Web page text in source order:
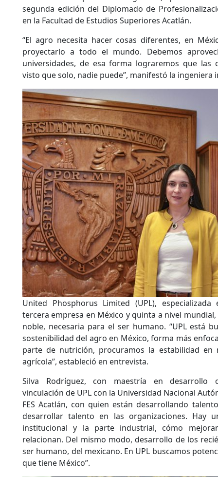
segunda edición del Diplomado de
en la Facultad de Estudios Superiores Acatlán.
“El agro necesita hacer cosas diferentes, en
proyectarlo a todo el mundo. Debemos
universidades, de esa forma lograremos que las
visto que solo, nadie puede”, manifestó la ingeniera
United Phosphorus Limited (UPL),
tercera empresa en México y quinta a nivel
noble, necesaria para el ser humano. “UPL está
sostenibilidad del agro en México, forma más
parte de nutrición, procuramos la estabilidad en
agrícola”, estableció en entrevista.
Silva Rodríguez, con maestría en desarrollo
vinculación de UPL con la Universidad Nacional
FES Acatlán, con quien están desarrollando
desarrollar talento en las organizaciones. Hay
institucional y la parte industrial, cómo
relacionan. Del mismo modo, desarrollo de los
ser humano, del mexicano. En UPL buscamos
que tiene México”.